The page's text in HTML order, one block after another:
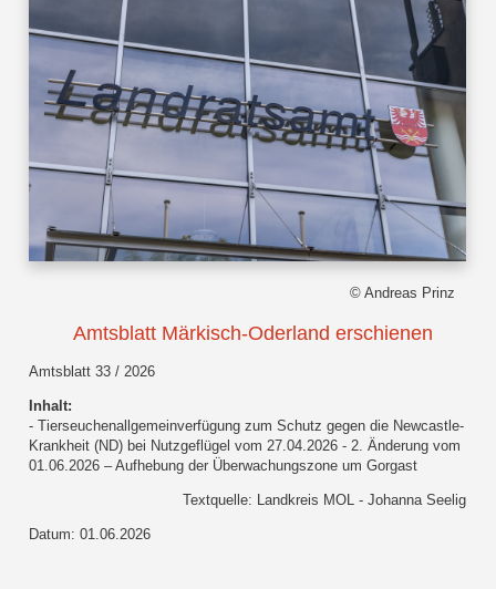
© Andreas Prinz
Amtsblatt Märkisch-Oderland erschienen
Amtsblatt 33 / 2026
Inhalt:
- Tierseuchenallgemeinverfügung zum Schutz gegen die Newcastle-
Krankheit (ND) bei Nutzgeflügel vom 27.04.2026 - 2. Änderung vom
01.06.2026 – Aufhebung der Überwachungszone um Gorgast
Textquelle: Landkreis MOL - Johanna Seelig
Datum: 01.06.2026